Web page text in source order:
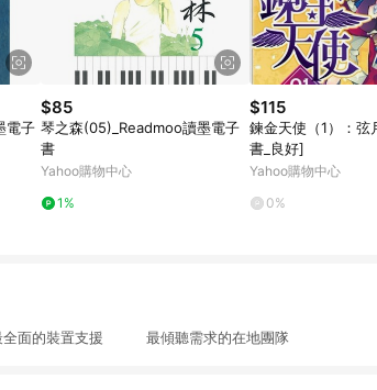
電子
$85
琴之森(05)_Readmoo讀墨電子
書
Yahoo購物中心
1%
$115
鍊金天使（1）：弦
書_良好]
Yahoo購物中心
0%
面的裝置支援 最傾聽需求的在地團隊